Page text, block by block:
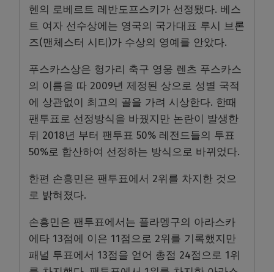
헨의 로베르트 레반도프스키가 선정됐다. 베스
트 여자 선수상에는 영국의 국가대표 루시 브론
즈(맨체스터 시티)가 수상의 영예를 안았다.
푸스카스상은 헝가리 축구 영웅 렌츠 푸스카스
의 이름을 따 2009년 제정된 상으로 성별 국적
에 상관없이 최고의 골을 가려 시상한다. 한때
팬투표로 선정방식을 바꿨지만 논란이 발생한
뒤 2018년 부터 팬투표 50% 레전드들의 투표
50%로 합산하여 선정하는 방식으로 바뀌었다.
한편 손흥민은 팬투표에서 2위를 차지한 것으
로 밝혀졌다.
손흥민은 팬투표에서는 플라멩구의 아라스카
에타 13점에 이은 11점으로 2위를 기록했지만
패널 투표에서 13점을 얻어 총점 24점으로 1위